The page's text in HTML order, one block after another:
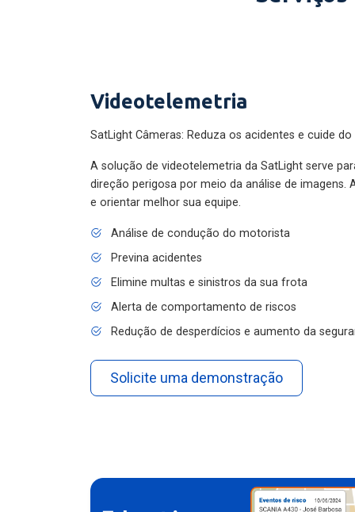
Videotelemetria
SatLight Câmeras: Reduza os acidentes e cuide
A solução de videotelemetria da SatLight serve
direção perigosa por meio da análise de
e orientar melhor sua equipe.
Análise de condução do motorista
Previna acidentes
Elimine multas e sinistros da sua frota
Alerta de comportamento de riscos
Redução de desperdícios e aumento da
Solicite uma demonstração